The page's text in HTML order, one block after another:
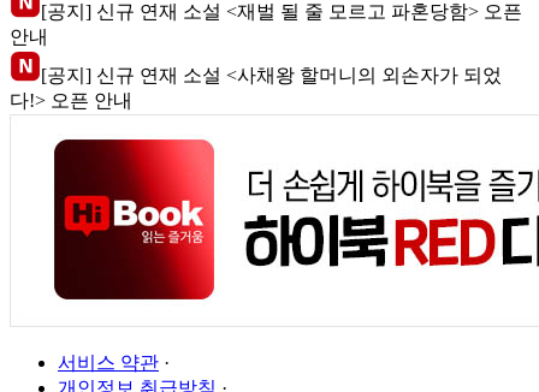
[공지] 신규 연재 소설 <재벌 될 줄 모르고 파혼당함> 오픈
안내
[공지] 신규 연재 소설 <사채왕 할머니의 외손자가 되었
다!> 오픈 안내
서비스 약관 ·